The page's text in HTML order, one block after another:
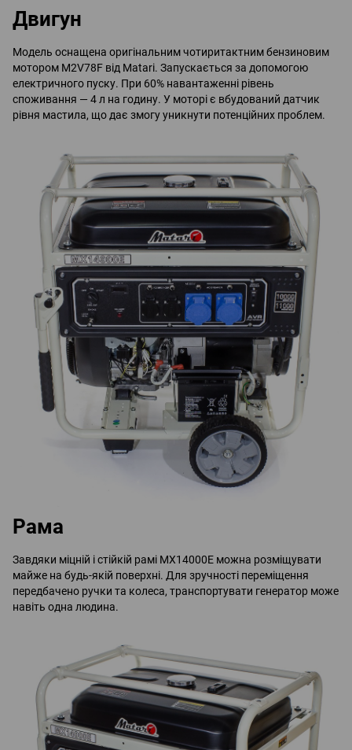
Двигун
Модель оснащена оригінальним чотиритактним бензиновим
мотором M2V78F від Matari. Запускається за допомогою
електричного пуску. При 60% навантаженні рівень
споживання — 4 л на годину. У моторі є вбудований датчик
рівня мастила, що дає змогу уникнути потенційних проблем.
Рама
Завдяки міцній і стійкій рамі MX14000E можна розміщувати
майже на будь-якій поверхні. Для зручності переміщення
передбачено ручки та колеса, транспортувати генератор може
навіть одна людина.